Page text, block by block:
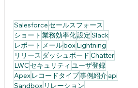
Salesforce セールスフォース
ショート 業務効率化設定Slack
レポート メールboxLightning
リリース ダッシュボード Chatter
LWC セキュリティ ユーザ登録
Apex レコードタイプ事例紹介api
Sandbox リレーション